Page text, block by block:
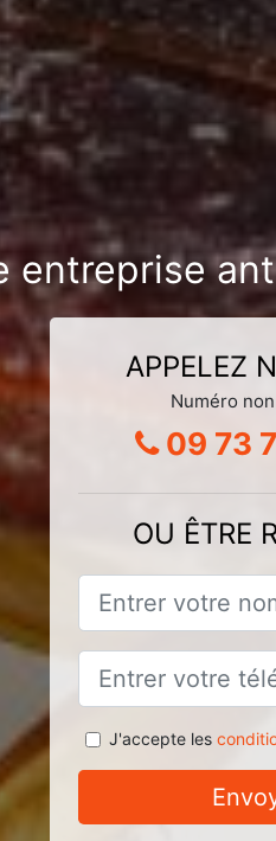
entreprise
APPELEZ
Numéro
09 73
OU ÊTRE
J'accepte les